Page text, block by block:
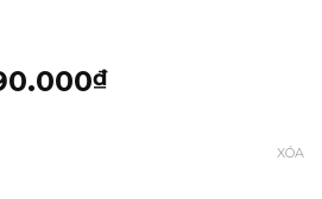
₫
XÓA